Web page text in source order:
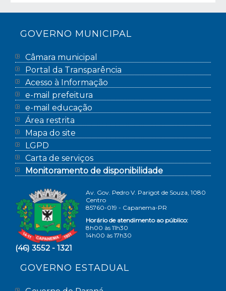
GOVERNO MUNICIPAL
Câmara municipal
Portal da Transparência
Acesso à Informação
e-mail prefeitura
e-mail educação
Área restrita
Mapa do site
LGPD
Carta de serviços
Monitoramento de disponibilidade
Av. Gov. Pedro V. Parigot de Souza, 1080
Centro
85760-019 - Capanema-PR
Horário de atendimento ao público:
8h00 às 11h30
14h00 às 17h30
(46) 3552 - 1321
GOVERNO ESTADUAL